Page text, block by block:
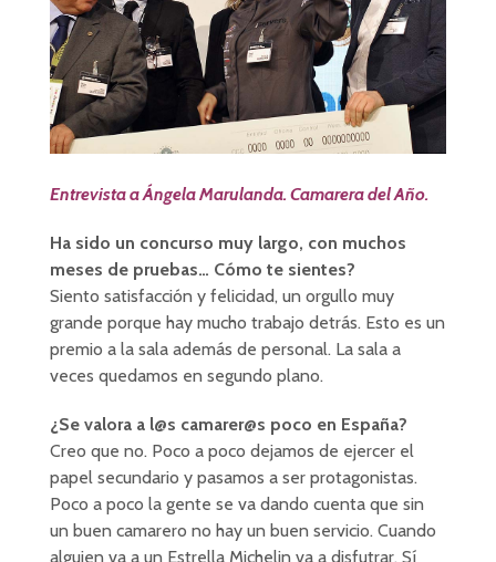
Entrevista a Ángela Marulanda. Camarera del Año.
Ha sido un concurso muy largo, con muchos
meses de pruebas… Cómo te sientes?
Siento satisfacción y felicidad, un orgullo muy
grande porque hay mucho trabajo detrás. Esto es un
premio a la sala además de personal. La sala a
veces quedamos en segundo plano.
¿Se valora a l@s camarer@s poco en España?
Creo que no. Poco a poco dejamos de ejercer el
papel secundario y pasamos a ser protagonistas.
Poco a poco la gente se va dando cuenta que sin
un buen camarero no hay un buen servicio. Cuando
alguien va a un Estrella Michelin va a disfutrar. Sí